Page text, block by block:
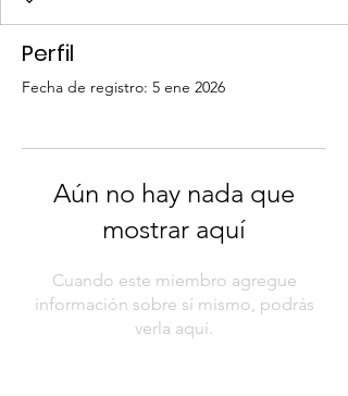
Perfil
Fecha de registro: 5 ene 2026
Aún no hay nada que
mostrar aquí
Cuando este miembro agregue
información sobre sí mismo, podrás
verla aquí.